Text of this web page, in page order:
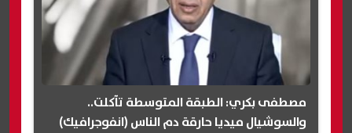
مصطفى بكري: الطبقة المتوسطة تآكلت..
والسوشيال ميديا حارقة دم الناس (انفوجرافيك)